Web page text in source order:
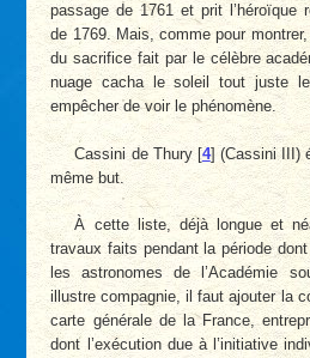
passage de 1761 et prit l’héroïque
de 1769. Mais, comme pour
du sacrifice fait par le célèbre
nuage cacha le soleil tout juste
empêcher de voir le phénomène.
Cassini de Thury[4] (Cassini III)
même but.
À cette liste, déjà longue et
travaux faits pendant la période
les astronomes de l’Académie
illustre compagnie, il faut ajouter la
carte générale de la France,
dont l’exécution due à l’initiative